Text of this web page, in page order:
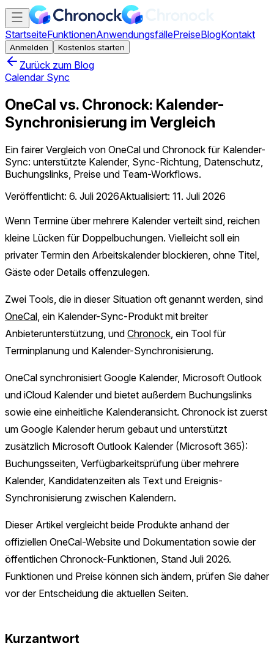
StartseiteFunktionenAnwendungsfällePreiseBlogKontakt
Anmelden Kostenlos starten
Zurück zum Blog
Calendar Sync
OneCal vs. Chronock: Kalender-
Synchronisierung im Vergleich
Ein fairer Vergleich von OneCal und Chronock für Kalender-
Sync: unterstützte Kalender, Sync-Richtung, Datenschutz,
Buchungslinks, Preise und Team-Workflows.
Veröffentlicht: 6. Juli 2026Aktualisiert: 11. Juli 2026
Wenn Termine über mehrere Kalender verteilt sind, reichen
kleine Lücken für Doppelbuchungen. Vielleicht soll ein
privater Termin den Arbeitskalender blockieren, ohne Titel,
Gäste oder Details offenzulegen.
Zwei Tools, die in dieser Situation oft genannt werden, sind
OneCal , ein Kalender-Sync-Produkt mit breiter
Anbieterunterstützung, und Chronock , ein Tool für
Terminplanung und Kalender-Synchronisierung.
OneCal synchronisiert Google Kalender, Microsoft Outlook
und iCloud Kalender und bietet außerdem Buchungslinks
sowie eine einheitliche Kalenderansicht. Chronock ist zuerst
um Google Kalender herum gebaut und unterstützt
zusätzlich Microsoft Outlook Kalender (Microsoft 365):
Buchungsseiten, Verfügbarkeitsprüfung über mehrere
Kalender, Kandidatenzeiten als Text und Ereignis-
Synchronisierung zwischen Kalendern.
Dieser Artikel vergleicht beide Produkte anhand der
offiziellen OneCal-Website und Dokumentation sowie der
öffentlichen Chronock-Funktionen, Stand Juli 2026.
Funktionen und Preise können sich ändern, prüfen Sie daher
vor der Entscheidung die aktuellen Seiten.
Kurzantwort